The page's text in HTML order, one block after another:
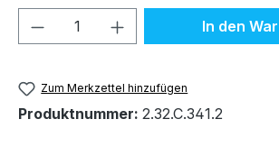
Produkt Anzahl: Gib den
In den
Zum Merkzettel hinzufügen
Produktnummer: 2.32.C.341.2